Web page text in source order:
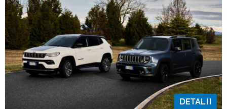
DETALII